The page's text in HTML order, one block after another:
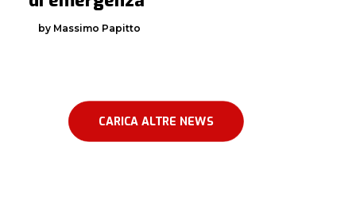
by Massimo Papitto
CARICA ALTRE NEWS